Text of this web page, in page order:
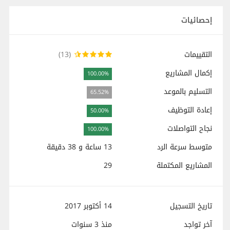
إحصائيات
التقييمات
(13)
إكمال المشاريع
100.00%
التسليم بالموعد 65.52%
إعادة التوظيف 50.00%
نجاح التواصلات 100.00%
متوسط سرعة الرد
13 ساعة و 38 دقيقة
المشاريع المكتملة
29
تاريخ التسجيل
14 أكتوبر 2017
آخر تواجد
منذ3 سنوات